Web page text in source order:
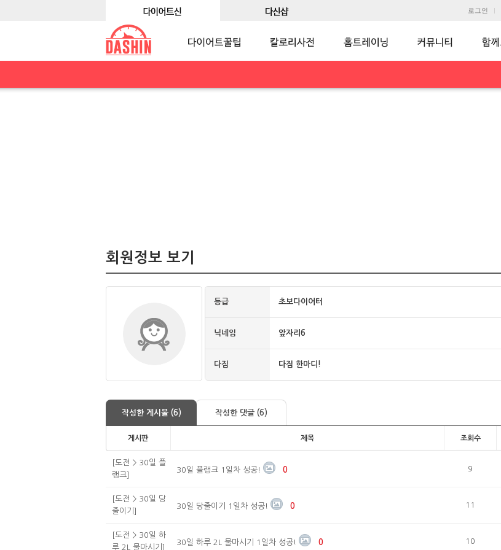
로그인
회원정보 보기
등급 초보다이어터
닉네임 앞자리6
다짐 다짐 한마디!
작성한 게시물 (6) 작성한 댓글 (6)
게시판 제목 조회수
[도전 > 30일 플
랭크]
30일 플랭크 1일차 성공! 0 9
[도전 > 30일 당
줄이기]
30일 당줄이기 1일차 성공! 0 11
[도전 > 30일 하
루 2L 물마시기]
30일 하루 2L 물마시기 1일차 성공! 0 10